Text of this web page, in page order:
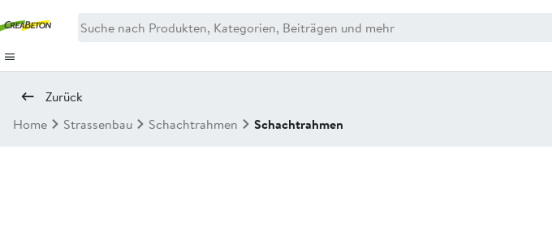
Zurück
Home
Strassenbau Schachtrahmen Schachtrahmen